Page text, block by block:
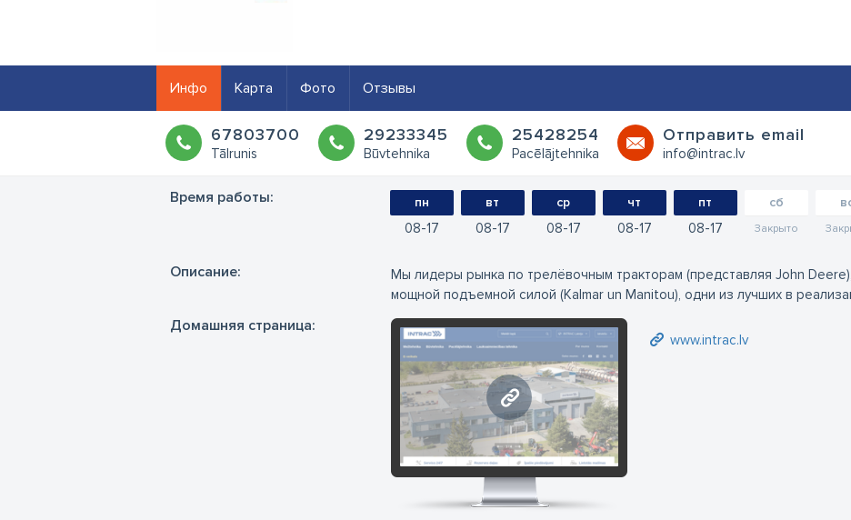
Инфо Карта Фото Отзывы
67803700
Tālrunis
29233345
Būvtehnika
25428254
Pacēlājtehnika
Oтправить email
info@intrac.lv
Время работы: пн
08 17
вт
08 17
ср
08 17
чт
08 17
пт
08 17
сб
Закрыто
Oписание:
Мы лидеры рынка по трелёвочным тракторам (представляя John
мощной подъемной силой (Kalmar un Manitou), одни из лучших в
Домашняя страница:
www.intrac.lv
www.intrac.lv